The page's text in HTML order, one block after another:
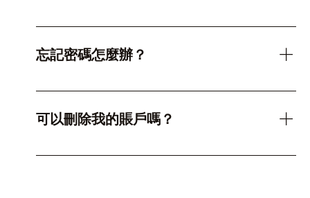
登錄您的賬戶後，進入“賬戶設定”頁面，您可以更新賬戶
以便我們提供更好的服務。
忘記密碼怎麼辦？
如果您忘記了密碼，請點擊登錄頁面的“忘記密碼”鏈接，
可以刪除我的賬戶嗎？
如需刪除賬戶，請聯繫我們的客服團隊。我們會在確認您